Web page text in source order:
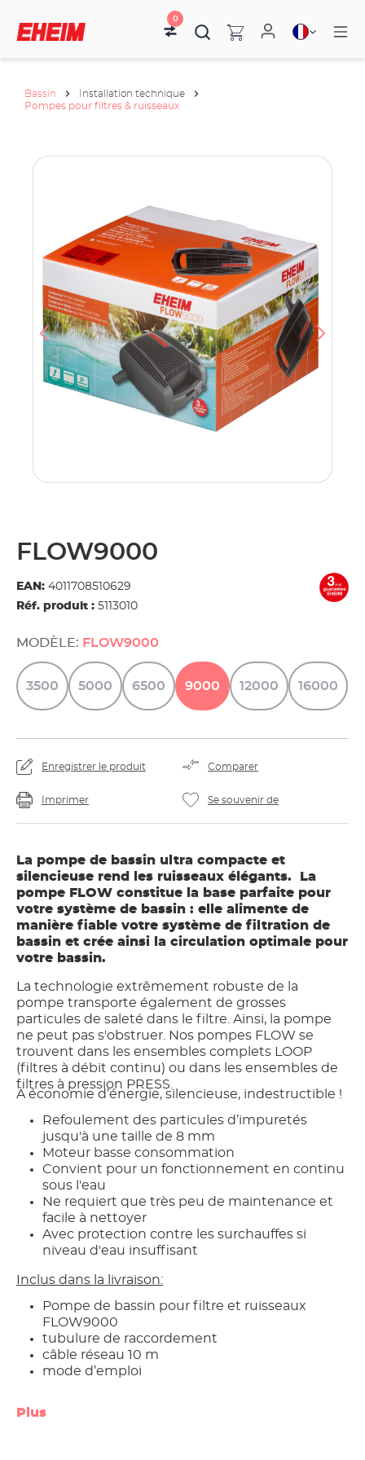
0
Bassin
Installation technique
Pompes pour filtres & ruisseaux
FLOW9000
EAN: 4011708510629
Réf. produit : 5113010
MODÈLE: FLOW9000
3500 5000 6500 9000 12000 16000
Enregistrer le produit Comparer
Imprimer Se souvenir de
La pompe de bassin ultra compacte et
silencieuse rend les ruisseaux élégants. La
pompe FLOW constitue la base parfaite pour
votre système de bassin : elle alimente de
manière fiable votre système de filtration de
bassin et crée ainsi la circulation optimale pour
votre bassin.
La technologie extrêmement robuste de la
pompe transporte également de grosses
particules de saleté dans le filtre. Ainsi, la pompe
ne peut pas s'obstruer. Nos pompes FLOW se
trouvent dans les ensembles complets LOOP
(filtres à débit continu) ou dans les ensembles de
filtres à pression PRESS.
À économie d’énergie, silencieuse, indestructible !
Refoulement des particules d’impuretés
jusqu'à une taille de 8 mm
Moteur basse consommation
Convient pour un fonctionnement en continu
sous l'eau
Ne requiert que très peu de maintenance et
facile à nettoyer
Avec protection contre les surchauffes si
niveau d'eau insuffisant
Inclus dans la livraison:
Pompe de bassin pour filtre et ruisseaux
FLOW9000
tubulure de raccordement
câble réseau 10 m
mode d’emploi
Plus